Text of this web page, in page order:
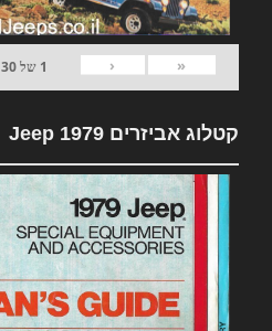
«
‹
1 של30
קטלוג אביזרים 1979 Jeep